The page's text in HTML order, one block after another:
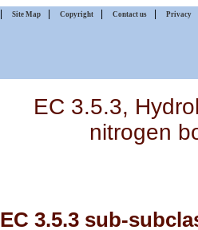
Site Map Copyright Contact us Privacy
EC 3.5.3,
nitrogen
EC 3.5.3 sub-